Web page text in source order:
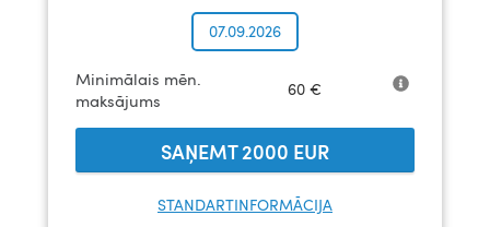
07.09.2026
Minimālais mēn.
maksājums
60 €
SAŅEMT2000 EUR
STANDARTINFORMĀCIJA